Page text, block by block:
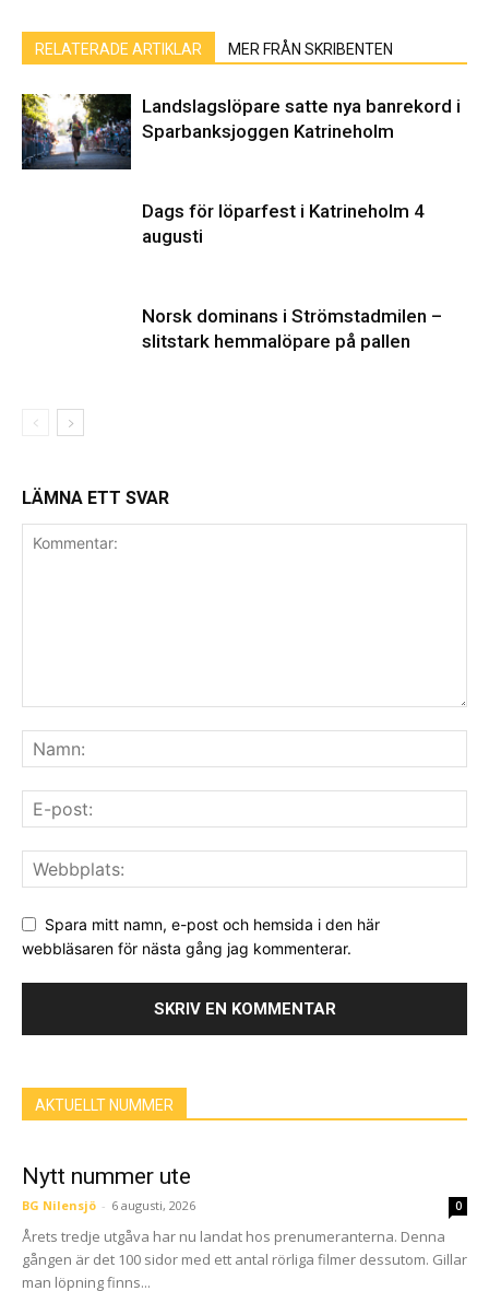
RELATERADE ARTIKLAR MER FRÅN SKRIBENTEN
Landslagslöpare satte nya banrekord i
Sparbanksjoggen Katrineholm
Dags för löparfest i Katrineholm 4
augusti
Norsk dominans i Strömstadmilen –
slitstark hemmalöpare på pallen
LÄMNA ETT SVAR
Spara mitt namn, e-post och hemsida i den här
webbläsaren för nästa gång jag kommenterar.
AKTUELLT NUMMER
Nytt nummer ute
BG Nilensjö - 6 augusti, 2026 0
Årets tredje utgåva har nu landat hos prenumeranterna. Denna
gången är det 100 sidor med ett antal rörliga filmer dessutom. Gillar
man löpning finns...